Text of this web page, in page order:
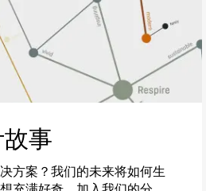
事
方案？我们的未来将如何生